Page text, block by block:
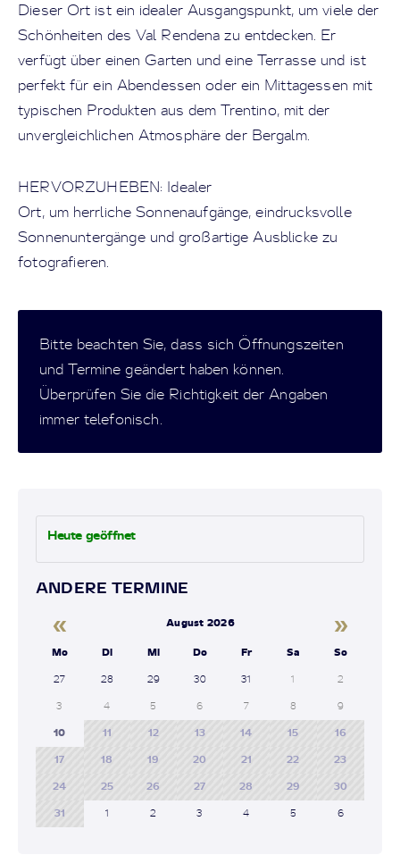
Dieser Ort ist ein idealer Ausgangspunkt, um viele der
Schönheiten des Val Rendena zu entdecken. Er
verfügt über einen Garten und eine Terrasse und ist
perfekt für ein Abendessen oder ein Mittagessen mit
typischen Produkten aus dem Trentino, mit der
unvergleichlichen Atmosphäre der Bergalm.
HERVORZUHEBEN: Idealer
Ort, um herrliche Sonnenaufgänge, eindrucksvolle
Sonnenuntergänge und großartige Ausblicke zu
fotografieren.
Bitte beachten Sie, dass sich Öffnungszeiten
und Termine geändert haben können.
Überprüfen Sie die Richtigkeit der Angaben
immer telefonisch.
Heute geöffnet
ANDERE TERMINE
« August 2026 »
Mo Di Mi Do Fr Sa So
27 28 29 30 31 1 2
3 4 5 6 7 8 9
10 11 12 13 14 15 16
17 18 19 20 21 22 23
24 25 26 27 28 29 30
31 1 2 3 4 5 6